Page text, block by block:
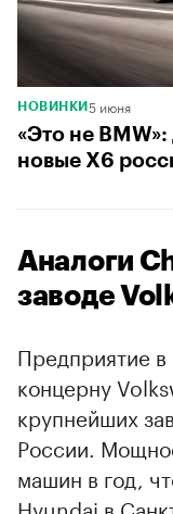
НОВИНКИ 5 июня
«Это не
новые X6
Аналоги
заводе
Предприятие
концерну
крупнейших
России.
машин в год,